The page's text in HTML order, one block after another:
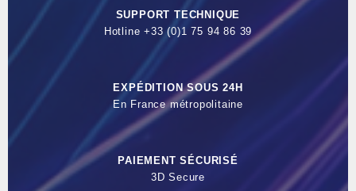
SUPPORT TECHNIQUE
Hotline +33 (0)1 75 94 86 39
EXPÉDITION SOUS 24H
En France métropolitaine
PAIEMENT SÉCURISÉ
3D Secure